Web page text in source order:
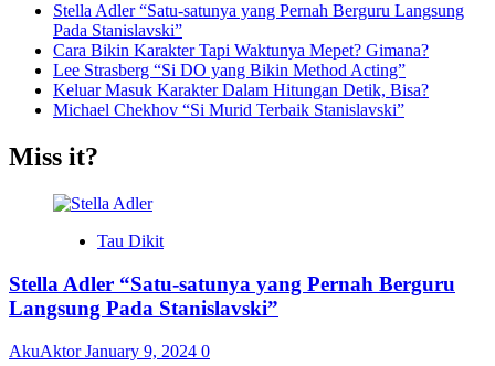
Stella Adler “Satu-satunya yang Pernah Berguru Langsung
Pada Stanislavski”
Cara Bikin Karakter Tapi Waktunya Mepet? Gimana?
Lee Strasberg “Si DO yang Bikin Method Acting”
Keluar Masuk Karakter Dalam Hitungan Detik, Bisa?
Michael Chekhov “Si Murid Terbaik Stanislavski”
Miss it?
Tau Dikit
Stella Adler “Satu-satunya yang Pernah Berguru
Langsung Pada Stanislavski”
AkuAktorJanuary 9, 2024 0